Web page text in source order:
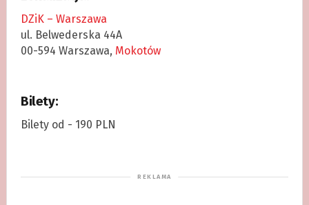
DZiK – Warszawa
ul. Belwederska 44A
00-594 Warszawa, Mokotów
Bilety:
Bilety od - 190 PLN